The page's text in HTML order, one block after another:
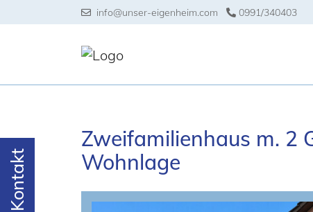
info@unser-eigenheim.com 0991/340403
Zweifamilienhaus m. 2
Wohnlage
Kontakt